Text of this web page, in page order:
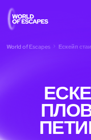
World of Escapes Ескейп